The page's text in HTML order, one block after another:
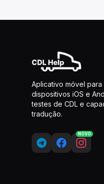
Aplicativo móvel para
dispositivos iOS e
testes de CDL e
tradução.
NOVO